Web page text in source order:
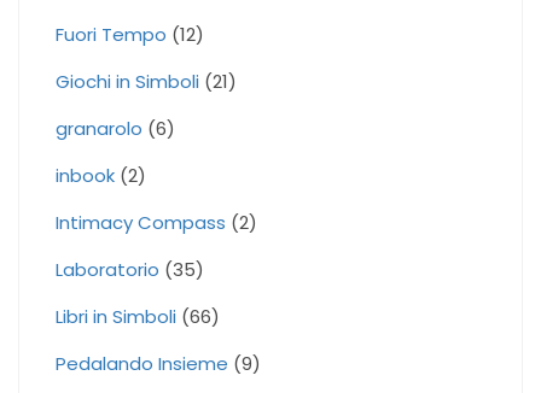
Fuori Tempo (12)
Giochi in Simboli (21)
granarolo (6)
inbook (2)
Intimacy Compass (2)
Laboratorio (35)
Libri in Simboli (66)
Pedalando Insieme (9)